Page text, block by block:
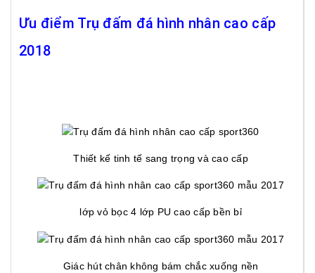
Ưu điểm Trụ đấm đá hình nhân cao cấp
2018
Thiết kế tinh tế sang trọng và cao cấp
lớp vỏ bọc 4 lớp PU cao cấp bền bỉ
Giác hút chân không bám chắc xuống nền